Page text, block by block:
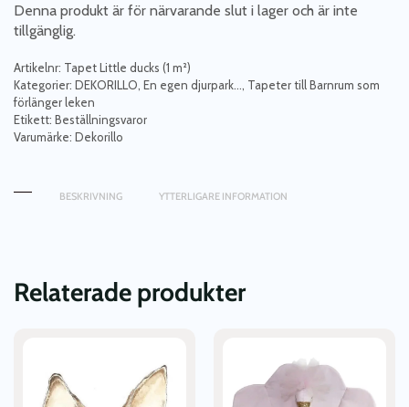
Denna produkt är för närvarande slut i lager och är inte
tillgänglig.
Artikelnr: Tapet Little ducks (1 m²)
Kategorier: DEKORILLO En egen djurpark...
Tapeter till Barnrum som
förlänger leken
Etikett: Beställningsvaror
Varumärke: Dekorillo
BESKRIVNING YTTERLIGARE INFORMATION
Relaterade produkter
produkten